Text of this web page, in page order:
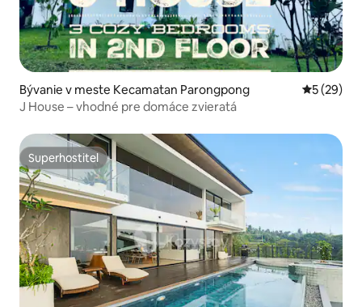
Bývanie v meste Kecamatan Parongpong
5 (29)
J House – vhodné pre domáce zvieratá
Superhostiteľ
Superhostiteľ